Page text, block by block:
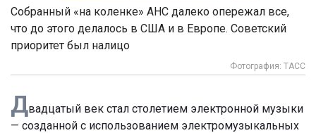
Собранный «на коленке» АНС далеко опережал все,
что до этого делалось в США и в Европе. Советский
приоритет был налицо
Фотография: ТАСС
Двадцатый век стал столетием электронной музыки
— созданной с использованием электромузыкальных